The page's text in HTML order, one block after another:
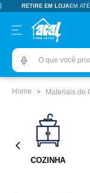
RETIRE EM LOJAEM
O que você procura?
Materiais de
COZINHA
TERMOS MAIS
pisos
º ceramica
6 pia